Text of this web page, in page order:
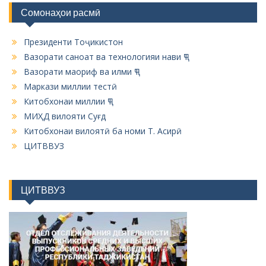
Сомонаҳои расмӣ
Президенти Тоҷикистон
Вазорати саноат ва технологияи нави ҶТ
Вазорати маориф ва илми ҶТ
Маркази миллии тестӣ
Китобхонаи миллии ҶТ
МИҲД вилояти Суғд
Китобхонаи вилоятӣ ба номи Т. Асирӣ
ЦИТВВУЗ
ЦИТВВУЗ